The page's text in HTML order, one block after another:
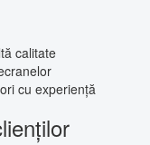
calitate
cu experiență